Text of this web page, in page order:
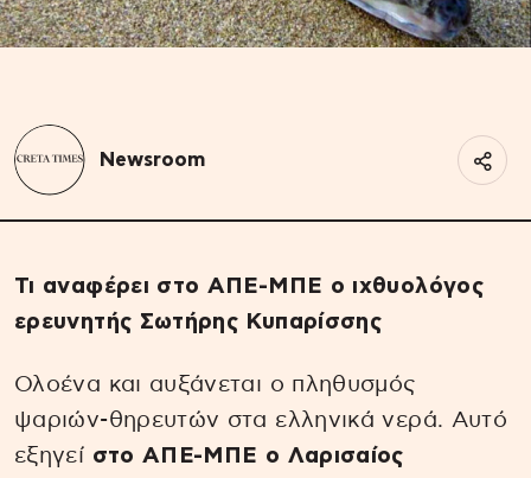
Newsroom
Τι αναφέρει στο ΑΠΕ-ΜΠΕ ο ιχθυολόγος
ερευνητής Σωτήρης Κυπαρίσσης
Ολοένα και αυξάνεται ο πληθυσμός
ψαριών-θηρευτών στα ελληνικά νερά. Αυτό
εξηγεί στο ΑΠΕ-ΜΠΕ ο Λαρισαίος